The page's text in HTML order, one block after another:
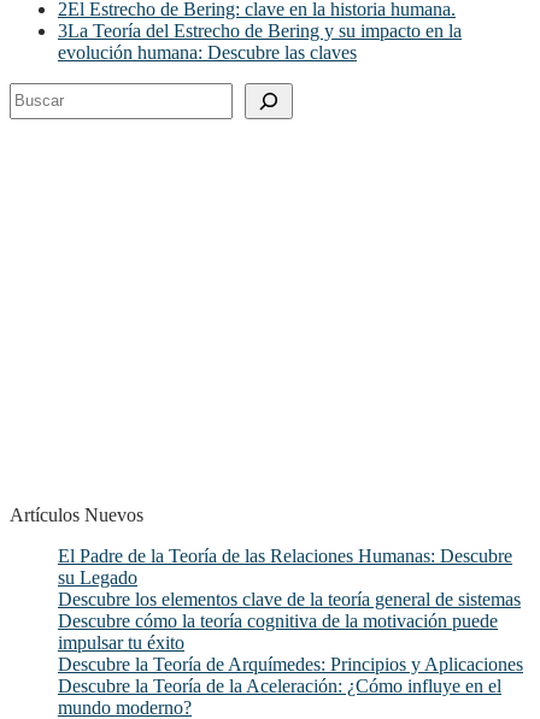
2El Estrecho de Bering: clave en la historia humana.
3La Teoría del Estrecho de Bering y su impacto en la
evolución humana: Descubre las claves
Buscar
Artículos Nuevos
El Padre de la Teoría de las Relaciones Humanas: Descubre
su Legado
Descubre los elementos clave de la teoría general de sistemas
Descubre cómo la teoría cognitiva de la motivación puede
impulsar tu éxito
Descubre la Teoría de Arquímedes: Principios y Aplicaciones
Descubre la Teoría de la Aceleración: ¿Cómo influye en el
mundo moderno?